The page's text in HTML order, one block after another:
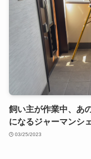
飼い主が作業中、あ
になるジャーマンシ
03/25/2023